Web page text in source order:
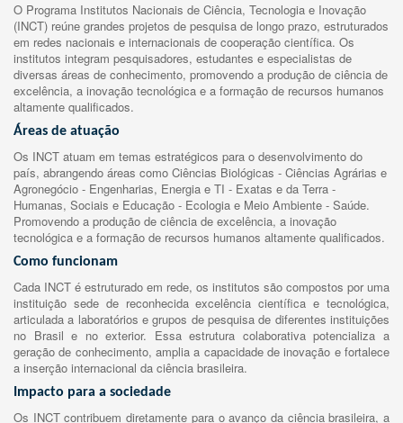
O Programa Institutos Nacionais de Ciência, Tecnologia e Inovação
(INCT) reúne grandes projetos de pesquisa de longo prazo, estruturados
em redes nacionais e internacionais de cooperação científica. Os
institutos integram pesquisadores, estudantes e especialistas de
diversas áreas de conhecimento, promovendo a produção de ciência de
excelência, a inovação tecnológica e a formação de recursos humanos
altamente qualificados.
Áreas de atuação
Os INCT atuam em temas estratégicos para o desenvolvimento do
país, abrangendo áreas como Ciências Biológicas - Ciências Agrárias e
Agronegócio - Engenharias, Energia e TI - Exatas e da Terra -
Humanas, Sociais e Educação - Ecologia e Meio Ambiente - Saúde.
Promovendo a produção de ciência de excelência, a inovação
tecnológica e a formação de recursos humanos altamente qualificados.
Como funcionam
Cada INCT é estruturado em rede, os institutos são compostos por uma
instituição sede de reconhecida excelência científica e tecnológica,
articulada a laboratórios e grupos de pesquisa de diferentes instituições
no Brasil e no exterior. Essa estrutura colaborativa potencializa a
geração de conhecimento, amplia a capacidade de inovação e fortalece
a inserção internacional da ciência brasileira.
Impacto para a sociedade
Os INCT contribuem diretamente para o avanço da ciência brasileira, a